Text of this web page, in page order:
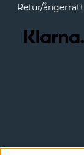
Retur/ångerrätt